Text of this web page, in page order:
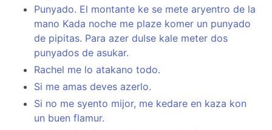
Punyado. El montante ke se mete aryentro de la
mano Kada noche me plaze komer un punyado
de pipitas. Para azer dulse kale meter dos
punyados de asukar.
Rachel me lo atakano todo.
Si me amas deves azerlo.
Si no me syento mijor, me kedare en kaza kon
un buen flamur.